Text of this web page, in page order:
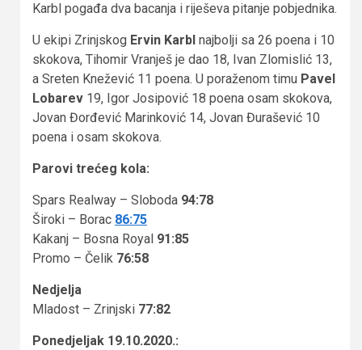
Karbl pogađa dva bacanja i riješeva pitanje pobjednika.
U ekipi Zrinjskog Ervin Karbl najbolji sa 26 poena i 10
skokova, Tihomir Vranješ je dao 18, Ivan Zlomislić 13,
a Sreten Knežević 11 poena. U poraženom timu Pavel
Lobarev 19, Igor Josipović 18 poena osam skokova,
Jovan Đorđević Marinković 14, Jovan Đurašević 10
poena i osam skokova.
Parovi trećeg kola:
Spars Realway – Sloboda 94:78
Široki – Borac 86:75
Kakanj – Bosna Royal 91:85
Promo – Čelik 76:58
Nedjelja
Mladost – Zrinjski 77:82
Ponedjeljak 19.10.2020.: